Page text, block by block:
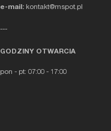
e-mail: kontakt@mspot.pl
---
GODZINY OTWARCIA
pon - pt: 07:00 - 17:00